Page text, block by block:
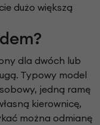
dużo większą
dla dwóch lub
Typowy model
jedną ramę
kierownicę,
można odmianę